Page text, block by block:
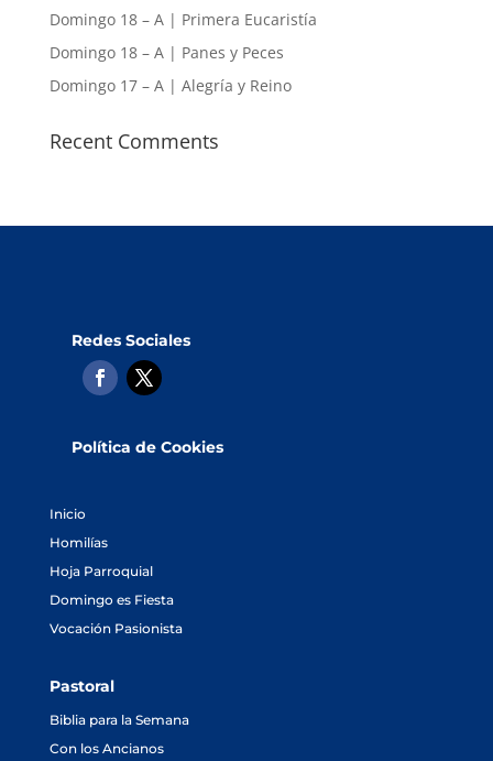
Domingo 18 – A | Primera Eucaristía
Domingo 18 – A | Panes y Peces
Domingo 17 – A | Alegría y Reino
Recent Comments
Redes Sociales
Política de Cookies
Inicio
Homilías
Hoja Parroquial
Domingo es Fiesta
Vocación Pasionista
Pastoral
Biblia para la Semana
Con los Ancianos